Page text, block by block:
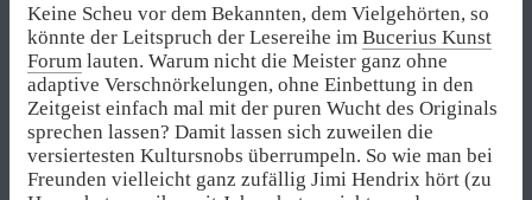
Keine Scheu vor dem Bekannten, dem Vielgehörten, so
könnte der Leitspruch der Lesereihe im Bucerius Kunst
Forum lauten. Warum nicht die Meister ganz ohne
adaptive Verschnörkelungen, ohne Einbettung in den
Zeitgeist einfach mal mit der puren Wucht des Originals
sprechen lassen? Damit lassen sich zuweilen die
versiertesten Kultursnobs überrumpeln. So wie man bei
Freunden vielleicht ganz zufällig Jimi Hendrix hört (zu